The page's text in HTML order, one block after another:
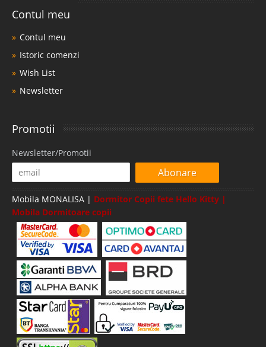
Contul meu
Contul meu
Istoric comenzi
Wish List
Newsletter
Promotii
Newsletter/Promotii
Abonare
Mobila MONALISA | Dormitor Copii fete Hello Kitty |
Mobila Dormitoare copii